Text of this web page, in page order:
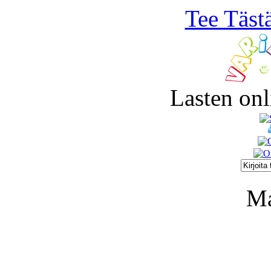
Tee
Lasten